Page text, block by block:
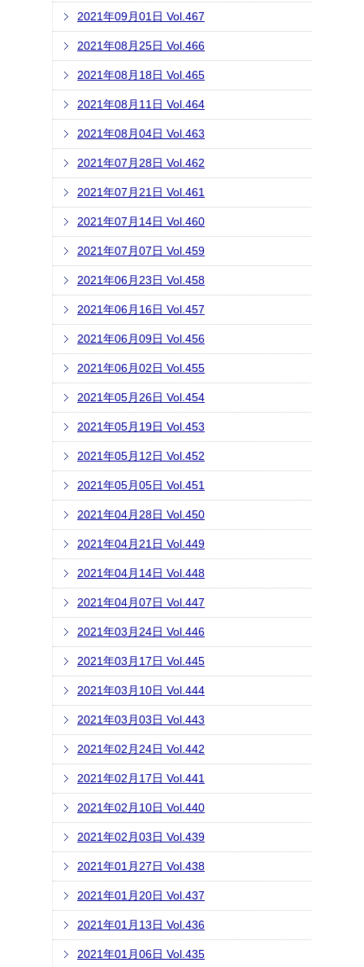
2021年09月01日 Vol.467
2021年08月25日 Vol.466
2021年08月18日 Vol.465
2021年08月11日 Vol.464
2021年08月04日 Vol.463
2021年07月28日 Vol.462
2021年07月21日 Vol.461
2021年07月14日 Vol.460
2021年07月07日 Vol.459
2021年06月23日 Vol.458
2021年06月16日 Vol.457
2021年06月09日 Vol.456
2021年06月02日 Vol.455
2021年05月26日 Vol.454
2021年05月19日 Vol.453
2021年05月12日 Vol.452
2021年05月05日 Vol.451
2021年04月28日 Vol.450
2021年04月21日 Vol.449
2021年04月14日 Vol.448
2021年04月07日 Vol.447
2021年03月24日 Vol.446
2021年03月17日 Vol.445
2021年03月10日 Vol.444
2021年03月03日 Vol.443
2021年02月24日 Vol.442
2021年02月17日 Vol.441
2021年02月10日 Vol.440
2021年02月03日 Vol.439
2021年01月27日 Vol.438
2021年01月20日 Vol.437
2021年01月13日 Vol.436
2021年01月06日 Vol.435